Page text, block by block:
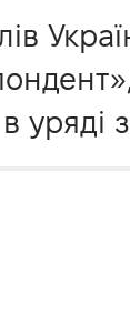
уряді